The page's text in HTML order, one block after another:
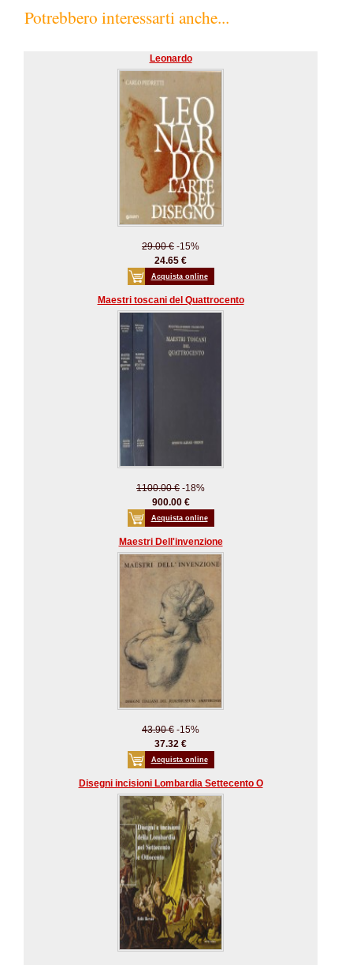
Potrebbero interessarti anche...
Leonardo
29.00 € -15%
24.65 €
Acquista online
Maestri toscani del Quattrocento
1100.00 € -18%
900.00 €
Acquista online
Maestri Dell'invenzione
43.90 € -15%
37.32 €
Acquista online
Disegni incisioni Lombardia Settecento O